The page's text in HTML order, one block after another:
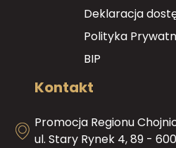
Deklaracja
Polityka
BIP
Kontakt
Promocja Regionu
ul. Stary Rynek 4, 89 -